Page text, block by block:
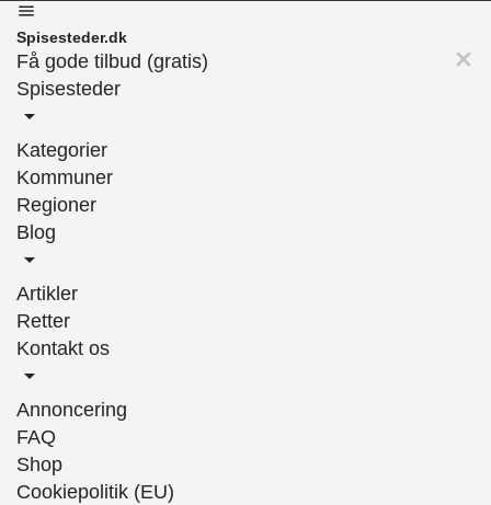
Spisesteder.dk
Få gode tilbud (gratis)
Spisesteder
Kategorier
Kommuner
Regioner
Blog
Artikler
Retter
Kontakt os
Annoncering
FAQ
Shop
Cookiepolitik (EU)